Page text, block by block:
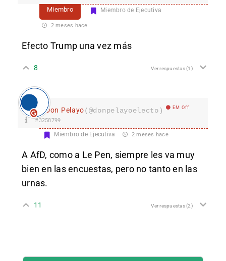
Miembro Miembro de Ejecutiva
2 meses hace
Efecto Trump una vez más
8 Ver respuestas(1)
Don Pelayo(@donpelayoelecto) EM Off
#3258799
Miembro de Ejecutiva 2 meses hace
A AfD, como a Le Pen, siempre les va muy
bien en las encuestas, pero no tanto en las
urnas.
11 Ver respuestas(2)